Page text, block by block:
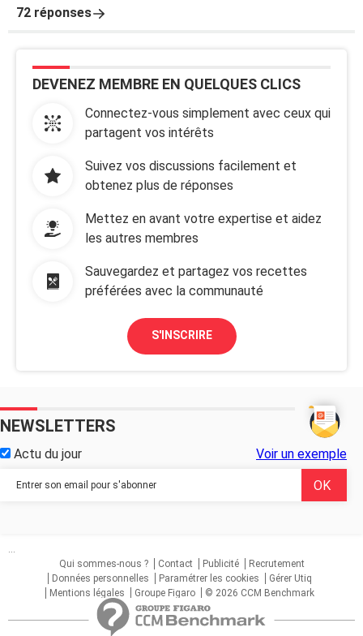
72 réponses
DEVENEZ MEMBRE EN QUELQUES CLICS
Connectez-vous simplement avec ceux qui
partagent vos intérêts
Suivez vos discussions facilement et
obtenez plus de réponses
Mettez en avant votre expertise et aidez
les autres membres
Sauvegardez et partagez vos recettes
préférées avec la communauté
S'INSCRIRE
NEWSLETTERS
Actu du jour Voir un exemple
...
Qui sommes-nous ?
Contact Publicité
Recrutement
Données personnelles
Paramétrer les cookies
Gérer Utiq
Mentions légales
Groupe Figaro © 2026 CCM Benchmark